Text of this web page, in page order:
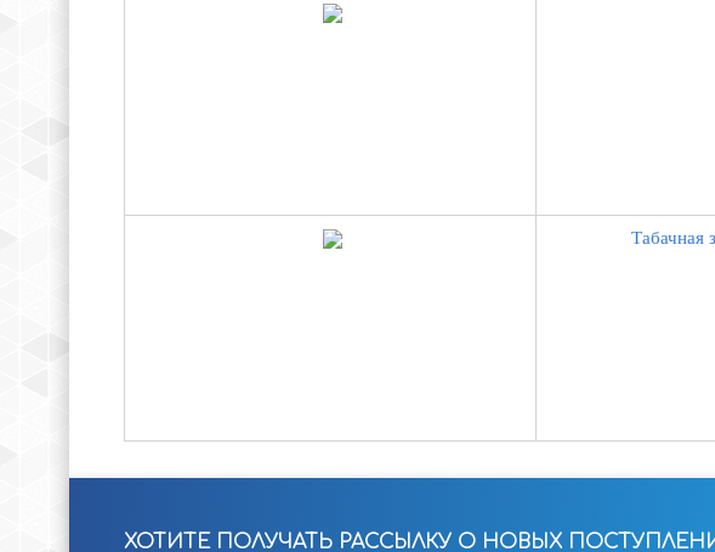
Табачная
ХОТИТЕ ПОЛУЧАТЬ РАССЫЛКУ О НОВЫХ